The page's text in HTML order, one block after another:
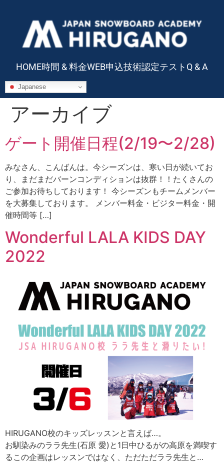
HOME時間 & 料金WEB申込技術認定テスト Q & A
Japanese
アーカイブ
ゲート開催日程(2/19〜2/28)
みなさん、こんばんは。今シーズンは、寒い日が続いてお
り、まだまだバーンコンディションは抜群！！たくさんの
ご参加お待ちしております！ 今シーズンもチームメンバー
を大募集しております。 メンバー料金・ビジター料金・開
催時間等 […]
Wonderful LALA KIDS DAY
2022
HIRUGANO校のキッズレッスンと言えば…。
お馴染みのララ先生(石原 愛)と1日中ひるがの高原を満喫す
るこの企画はレッスンではなく、ただただララ先生と…